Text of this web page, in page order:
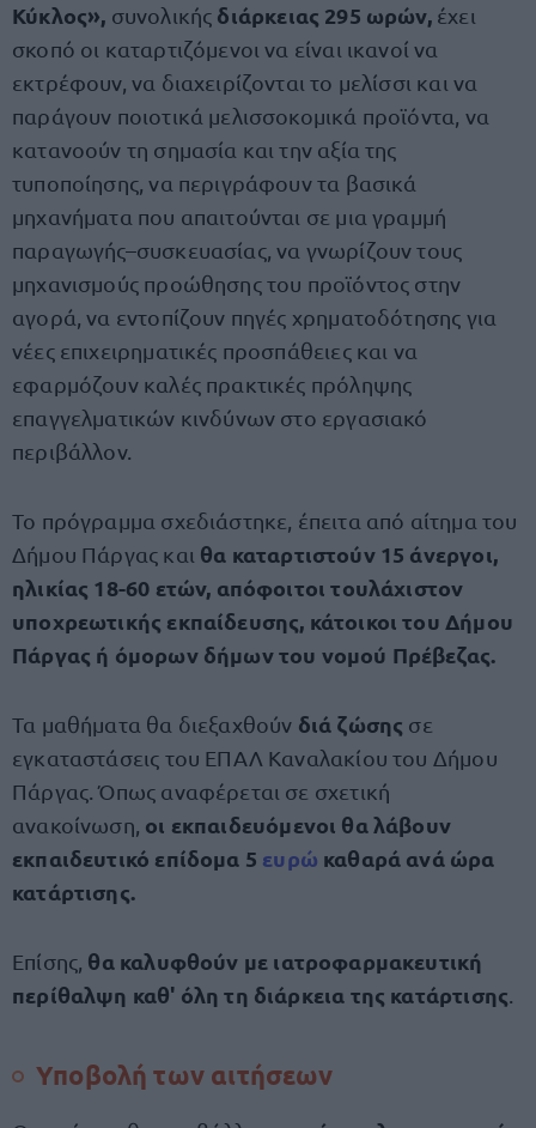
Κύκλος», συνολικής διάρκειας 295 ωρών,έχει
σκοπό οι καταρτιζόμενοι να είναι ικανοί να
εκτρέφουν, να διαχειρίζονται το μελίσσι και να
παράγουν ποιοτικά μελισσοκομικά προϊόντα, να
κατανοούν τη σημασία και την αξία της
τυποποίησης, να περιγράφουν τα βασικά
μηχανήματα που απαιτούνται σε μια γραμμή
παραγωγής–συσκευασίας, να γνωρίζουν τους
μηχανισμούς προώθησης του προϊόντος στην
αγορά, να εντοπίζουν πηγές χρηματοδότησης για
νέες επιχειρηματικές προσπάθειες και να
εφαρμόζουν καλές πρακτικές πρόληψης
επαγγελματικών κινδύνων στο εργασιακό
περιβάλλον.
Το πρόγραμμα σχεδιάστηκε, έπειτα από αίτημα του
Δήμου Πάργας και θα καταρτιστούν 15 άνεργοι,
ηλικίας 18-60 ετών, απόφοιτοι τουλάχιστον
υποχρεωτικής εκπαίδευσης, κάτοικοι του Δήμου
Πάργας ή όμορων δήμων του νομού Πρέβεζας.
Τα μαθήματα θα διεξαχθούν διά ζώσης σε
εγκαταστάσεις του ΕΠΑΛ Καναλακίου του Δήμου
Πάργας. Όπως αναφέρεται σε σχετική
ανακοίνωση, οι εκπαιδευόμενοι θα λάβουν
εκπαιδευτικό επίδομα 5 ευρώ καθαρά ανά ώρα
κατάρτισης.
Επίσης, θα καλυφθούν με ιατροφαρμακευτική
περίθαλψη καθ' όλη τη διάρκεια της κατάρτισης
Υποβολή των αιτήσεων